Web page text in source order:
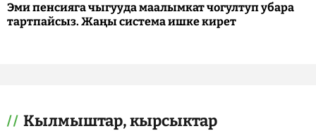
Эми пенсияга чыгууда маалымкат чогултуп убара
тартпайсыз. Жаңы система ишке кирет
Кылмыштар, кырсыктар